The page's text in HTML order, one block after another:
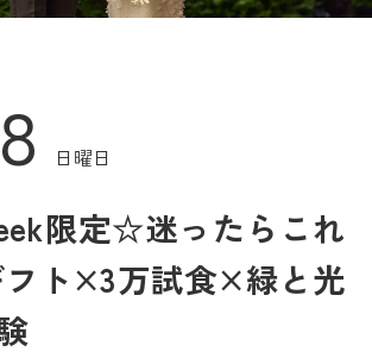
日曜日
限定☆迷ったらこれ
ト×3万試食×緑と光